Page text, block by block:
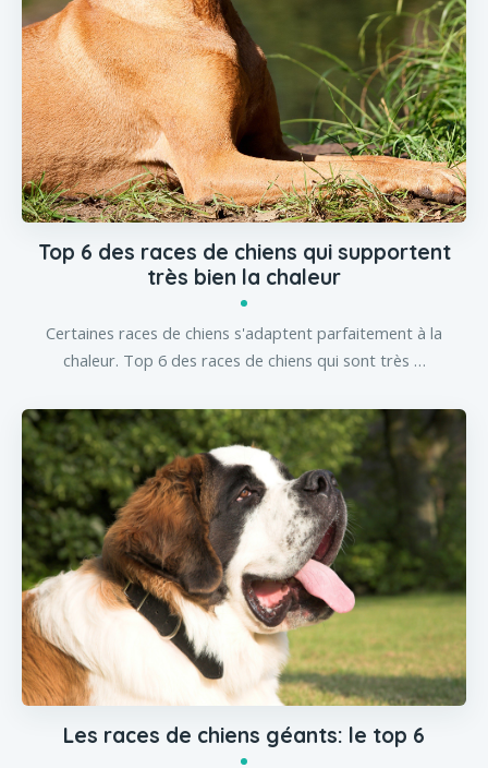
Top 6 des races de chiens qui supportent
très bien la chaleur
Certaines races de chiens s'adaptent parfaitement à la
chaleur. Top 6 des races de chiens qui sont très …
Les races de chiens géants: le top 6